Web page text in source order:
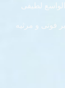
لطیفی
فوتی و مرثیه